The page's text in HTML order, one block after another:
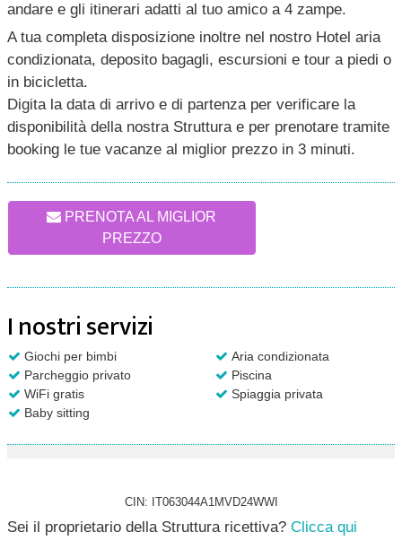
andare e gli itinerari adatti al tuo amico a 4 zampe.
A tua completa disposizione inoltre nel nostro Hotel aria
condizionata, deposito bagagli, escursioni e tour a piedi o
in bicicletta.
Digita la data di arrivo e di partenza per verificare la
disponibilità della nostra Struttura e per prenotare tramite
booking le tue vacanze al miglior prezzo in 3 minuti.
PRENOTA AL MIGLIOR
PREZZO
I nostri servizi
Giochi per bimbi
Aria condizionata
Parcheggio privato
Piscina
WiFi gratis
Spiaggia privata
Baby sitting
CIN: IT063044A1MVD24WWI
Sei il proprietario della Struttura ricettiva? Clicca qui